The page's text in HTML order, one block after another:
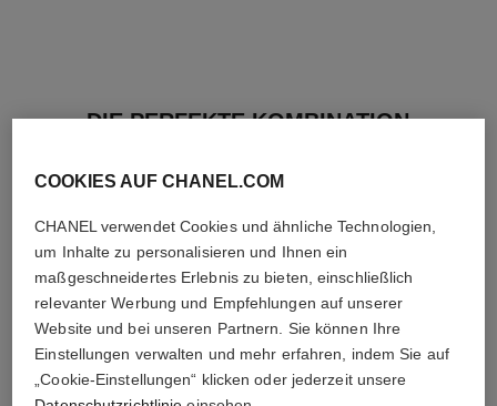
DIE PERFEKTE KOMBINATION
COOKIES AUF CHANEL.COM
CHANEL verwendet Cookies und ähnliche Technologien,
um Inhalte zu personalisieren und Ihnen ein
maßgeschneidertes Erlebnis zu bieten, einschließlich
relevanter Werbung und Empfehlungen auf unserer
Website und bei unseren Partnern. Sie können Ihre
Einstellungen verwalten und mehr erfahren, indem Sie auf
„Cookie-Einstellungen“ klicken oder jederzeit unsere